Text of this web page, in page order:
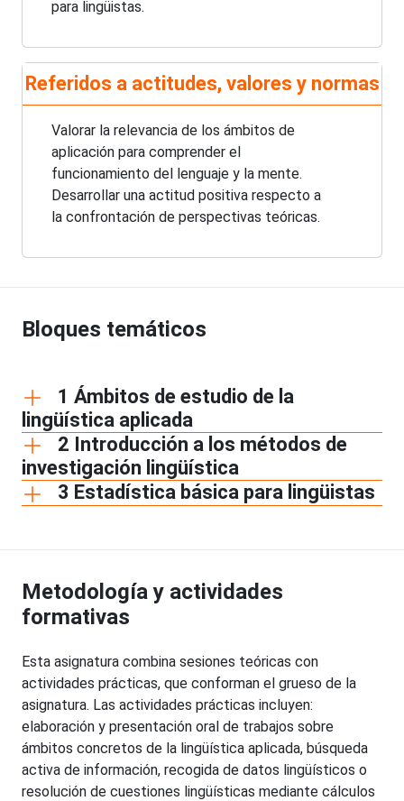
para lingüistas.
Referidos a actitudes, valores y normas
Valorar la relevancia de los ámbitos de
aplicación para comprender el
funcionamiento del lenguaje y la mente.
Desarrollar una actitud positiva respecto a
la confrontación de perspectivas teóricas.
Bloques temáticos
1 Ámbitos de estudio de la
lingüística aplicada
2 Introducción a los métodos de
investigación lingüística
3 Estadística básica para lingüistas
Metodología y actividades
formativas
Esta asignatura combina sesiones teóricas con
actividades prácticas, que conforman el grueso de la
asignatura. Las actividades prácticas incluyen:
elaboración y presentación oral de trabajos sobre
ámbitos concretos de la lingüística aplicada, búsqueda
activa de información, recogida de datos lingüísticos o
resolución de cuestiones lingüísticas mediante cálculos